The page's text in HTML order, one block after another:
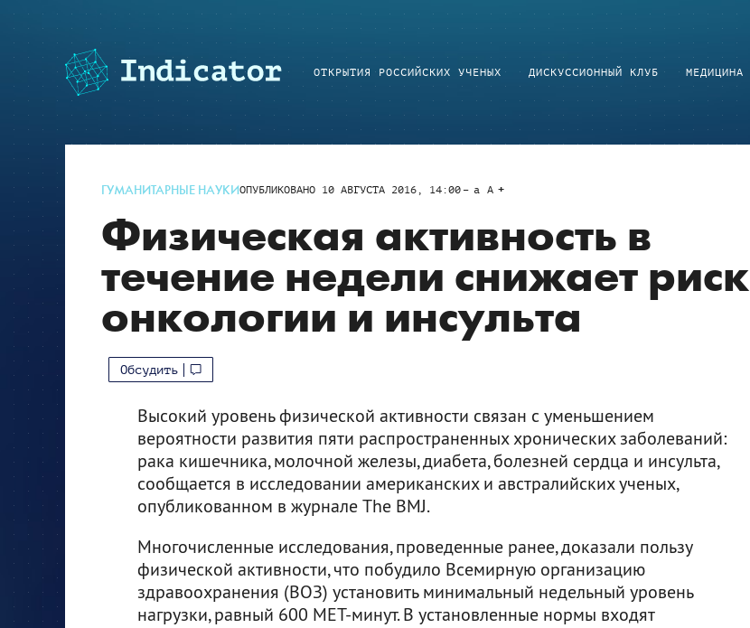
ОТКРЫТИЯ РОССИЙСКИХ УЧЕНЫХ ДИСКУССИОННЫЙ КЛУБ МЕДИЦИНА
ГУМАНИТАРНЫЕ НАУКИОПУБЛИКОВАНО 10 АВГУСТА 2016, 14:00 a A
Физическая активность в
течение недели снижает риск
онкологии и инсульта
Обсудить
Высокий уровень физической активности связан с уменьшением
вероятности развития пяти распространенных хронических заболеваний:
рака кишечника, молочной железы, диабета, болезней сердца и инсульта,
сообщается в исследовании американских и австралийских ученых,
опубликованном в журнале The BMJ.
Многочисленные исследования, проведенные ранее, доказали пользу
физической активности, что побудило Всемирную организацию
здравоохранения (ВОЗ) установить минимальный недельный уровень
нагрузки, равный 600 МЕТ-минут. В установленные нормы входят